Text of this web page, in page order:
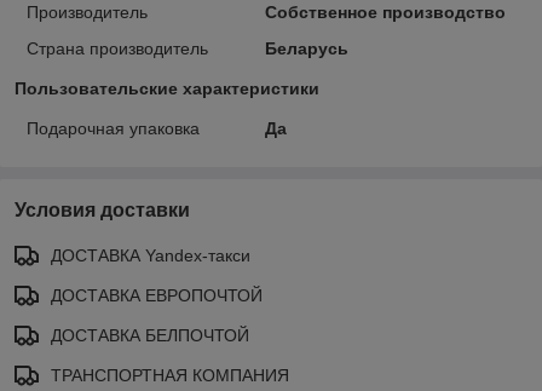
Производитель
Собственное производство
Страна производитель
Беларусь
Пользовательские характеристики
Подарочная упаковка Да
Условия доставки
ДОСТАВКА Yandex-такси
ДОСТАВКА ЕВРОПОЧТОЙ
ДОСТАВКА БЕЛПОЧТОЙ
ТРАНСПОРТНАЯ КОМПАНИЯ